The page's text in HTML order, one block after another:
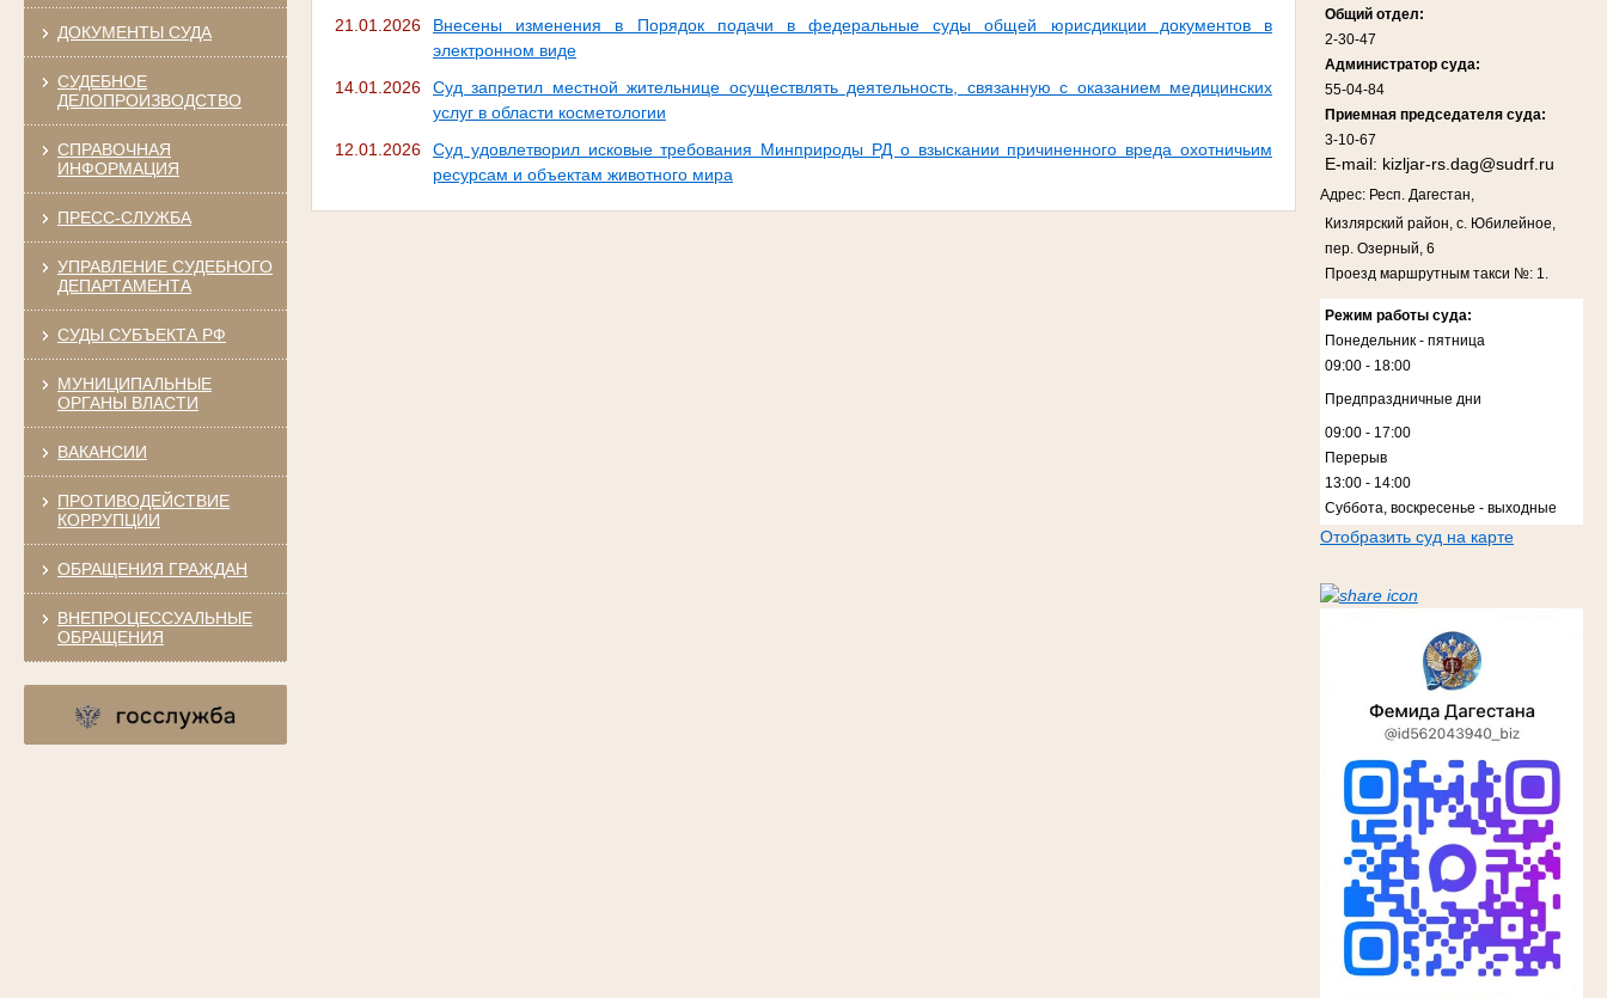
ДОКУМЕНТЫ СУДА
СУДЕБНОЕ
ДЕЛОПРОИЗВОДСТВО
СПРАВОЧНАЯ
ИНФОРМАЦИЯ
ПРЕСС-СЛУЖБА
УПРАВЛЕНИЕ СУДЕБНОГО
ДЕПАРТАМЕНТА
СУДЫ СУБЪЕКТА РФ
МУНИЦИПАЛЬНЫЕ
ОРГАНЫ ВЛАСТИ
ВАКАНСИИ
ПРОТИВОДЕЙСТВИЕ
КОРРУПЦИИ
ОБРАЩЕНИЯ ГРАЖДАН
ВНЕПРОЦЕССУАЛЬНЫЕ
ОБРАЩЕНИЯ
Общий отдел:
2-30-47
Администратор суда:
55-04-84
Приемная председателя суда:
3-10-67
E-mail: kizljar-rs.dag@sudrf.ru
Адрес: Респ. Дагестан,
Кизлярский район, с. Юбилейное,
пер. Озерный, 6
Проезд маршрутным такси №: 1.
Режим работы суда:
Понедельник - пятница
09:00 - 18:00
Предпраздничные дни
09:00 - 17:00
Перерыв
13:00 - 14:00
Суббота, воскресенье - выходные
Отобразить суд на карте
21.01.2026
Внесены изменения в Порядок подачи в федеральные суды общей юрисдикции документов в
электронном виде
14.01.2026
Суд запретил местной жительнице осуществлять деятельность, связанную с оказанием медицинских
услуг в области косметологии
12.01.2026
Суд удовлетворил исковые требования Минприроды РД о взыскании причиненного вреда охотничьим
ресурсам и объектам животного мира